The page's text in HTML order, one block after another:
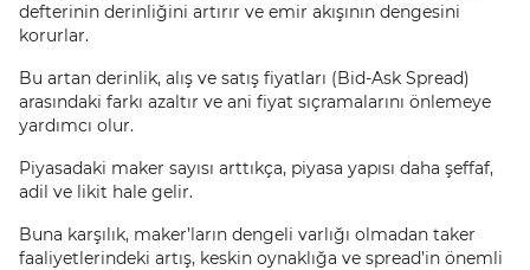
defterinin derinliğini artırır ve emir akışının dengesini
korurlar.
Bu artan derinlik, alış ve satış fiyatları (Bid-Ask Spread)
arasındaki farkı azaltır ve ani fiyat sıçramalarını önlemeye
yardımcı olur.
Piyasadaki maker sayısı arttıkça, piyasa yapısı daha şeffaf,
adil ve likit hale gelir.
Buna karşılık, maker’ların dengeli varlığı olmadan taker
faaliyetlerindeki artış, keskin oynaklığa ve spread’in önemli